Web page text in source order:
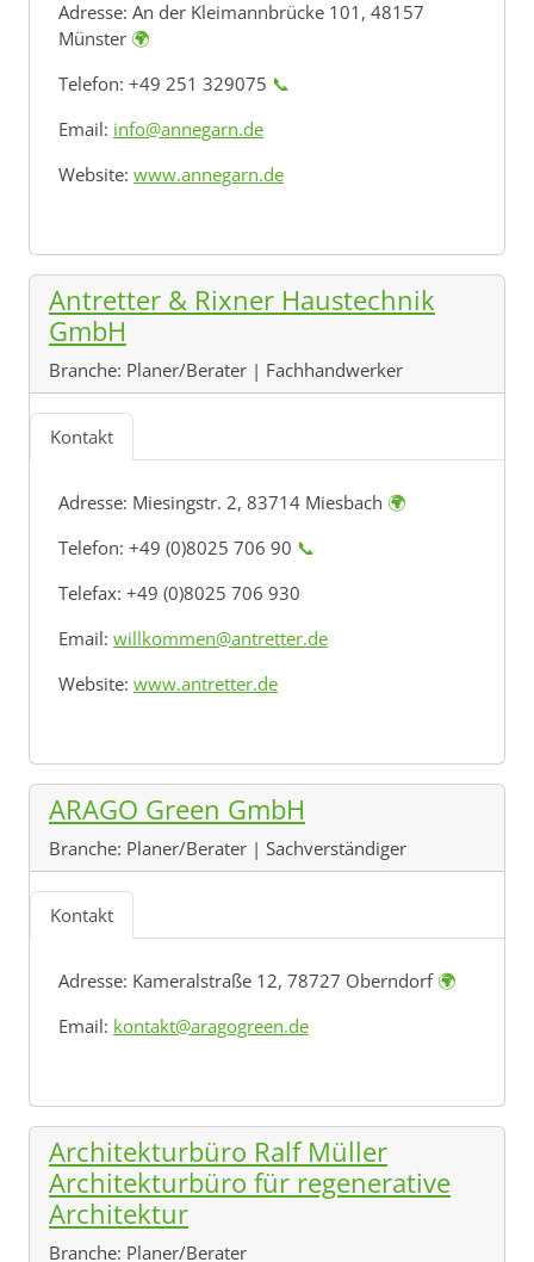
Adresse: An der Kleimannbrücke 101, 48157
Münster 🌍
Telefon: +49 251 329075 📞
Email: info@annegarn.de
Website: www.annegarn.de
Antretter & Rixner Haustechnik
GmbH
Branche: Planer/Berater | Fachhandwerker
Kontakt
Adresse: Miesingstr. 2, 83714 Miesbach 🌍
Telefon: +49 (0)8025 706 90 📞
Telefax: +49 (0)8025 706 930
Email: willkommen@antretter.de
Website: www.antretter.de
ARAGO Green GmbH
Branche: Planer/Berater | Sachverständiger
Kontakt
Adresse: Kameralstraße 12, 78727 Oberndorf 🌍
Email: kontakt@aragogreen.de
Architekturbüro Ralf Müller
Architekturbüro für regenerative
Architektur
Branche: Planer/Berater